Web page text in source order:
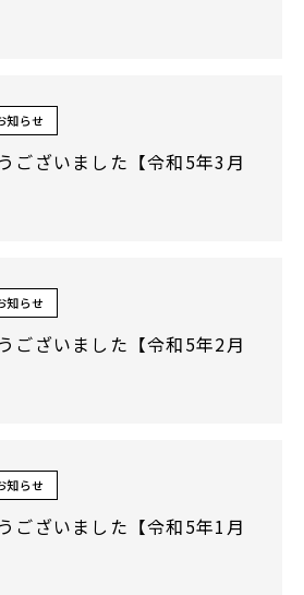
知らせ
ございました【令和5年3月
知らせ
ございました【令和5年2月
知らせ
ございました【令和5年1月